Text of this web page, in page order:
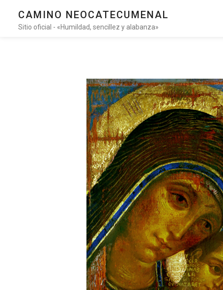
CAMINO NEOCATECUMENAL
Sitio oficial - «Humildad, sencillez y alabanza»